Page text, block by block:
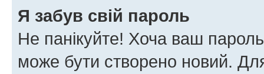
Я забув свій пароль
Не панікуйте! Хоча ваш
може бути створено новий.